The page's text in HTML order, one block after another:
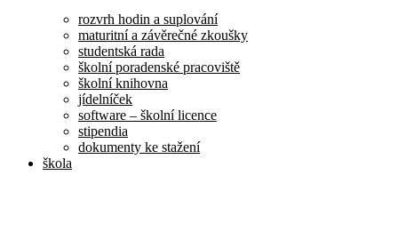
rozvrh hodin a suplování
maturitní a závěrečné zkoušky
studentská rada
školní poradenské pracoviště
školní knihovna
jídelníček
software – školní licence
stipendia
dokumenty ke stažení
škola